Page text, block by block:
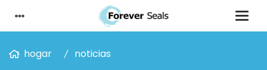
hogar noticias